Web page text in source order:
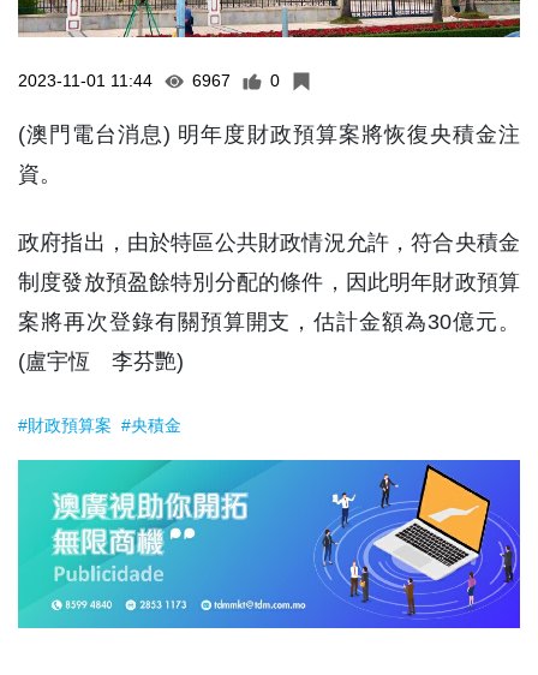
2023-11-01 11:44 6967 0
(澳門電台消息) 明年度財政預算案將恢復央積金注
資。
政府指出，由於特區公共財政情況允許，符合央積金
制度發放預盈餘特別分配的條件，因此明年財政預算
案將再次登錄有關預算開支，估計金額為30億元。
(盧宇恆 李芬艷)
#財政預算案 #央積金